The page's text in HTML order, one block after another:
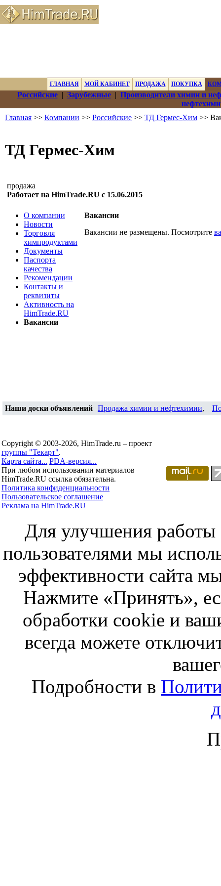
ГЛАВНАЯ МОЙ КАБИНЕТ ПРОДАЖА ПОКУПКА
Российские| Зарубежные| Производители химии и
Главная >> Компании >> Российские >> ТД Гермес-Хим >>
ТД Гермес-Хим
продажа
Работает на HimTrade.RU с 15.06.2015
О компании
Новости
Торговля
химпродуктами
Документы
Паспорта
качества
Рекомендации
Контакты и
реквизиты
Активность на
HimTrade.RU
Вакансии
Вакансии
Вакансии не размещены. Посмотрите
Наши доски объявлений Продажа химии и нефтехимии,
Copyright © 2003-2026, HimTrade.ru – проект
группы "Текарт".
Карта сайта... PDA-версия...
При любом использовании материалов
HimTrade.RU ссылка обязательна.
Политика конфиденциальности
Пользовательское соглашение
Реклама на HimTrade.RU
Для улучшения работы
пользователями мы
эффективности сайта
Нажмите «Принять»,
обработки cookie и
всегда можете
Подробности в